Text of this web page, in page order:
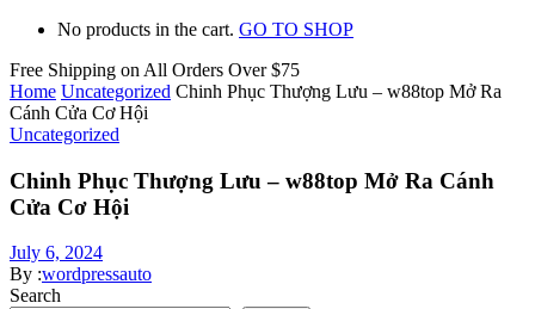
No products in the cart. GO TO SHOP
Free Shipping on All Orders Over $75
Home Uncategorized Chinh Phục Thượng Lưu – w88top Mở Ra
Cánh Cửa Cơ Hội
Uncategorized
Chinh Phục Thượng Lưu – w88top Mở Ra Cánh
Cửa Cơ Hội
July 6, 2024
By :wordpressauto
Search